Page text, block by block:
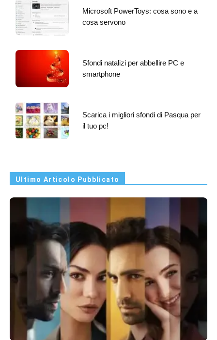
Microsoft PowerToys: cosa sono e a
cosa servono
Sfondi natalizi per abbellire PC e
smartphone
Scarica i migliori sfondi di Pasqua per
il tuo pc!
Ultimo Articolo Pubblicato